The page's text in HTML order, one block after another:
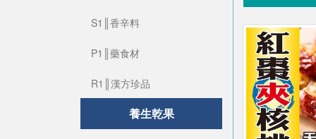
S1║香辛料
P1║藥食材
R1║漢方珍品
養生乾果